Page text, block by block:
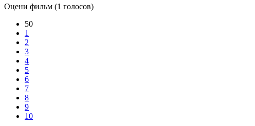
Оцени фильм (1 голосов)
50
1
2
3
4
5
6
7
8
9
10